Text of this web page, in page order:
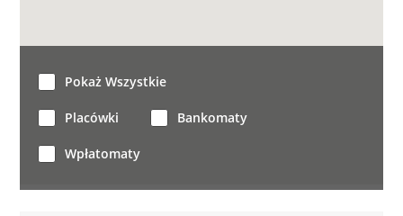
Pokaż Wszystkie
Placówki Bankomaty
Wpłatomaty